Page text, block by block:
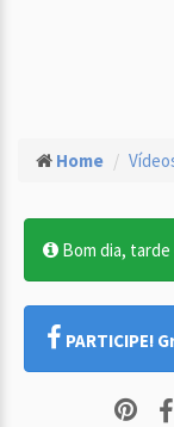
Home
Bom dia,
PARTICIPE!